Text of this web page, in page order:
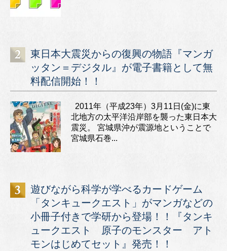
東日本大震災からの復興の物語『マンガ
ッタン＝デジタル』が電子書籍として無
料配信開始！！
2011年（平成23年）3月11日(金)に東
北地方の太平洋沿岸部を襲った東日本大
震災。 宮城県沖が震源地ということで
宮城県石巻...
遊びながら科学が学べるカードゲーム
「タンキュークエスト」がマンガなどの
小冊子付きで学研から登場！！『タンキ
ュークエスト 原子のモンスター アト
モンはじめてセット』発売！！